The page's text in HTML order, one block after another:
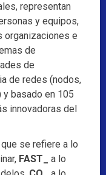
representan
y equipos,
organizaciones e
de
de
de redes (nodos,
y basado en 105
innovadoras del
que se refiere a lo
FAST_
a lo